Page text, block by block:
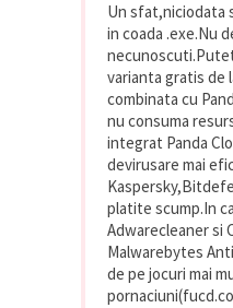
Un sfat,niciodata
in coada .exe.Nu
varianta gratis de
combinata cu
nu consuma
integrat Panda
devirusare mai
platite scump.In
Adwarecleaner si
Malwarebytes
de pe jocuri mai